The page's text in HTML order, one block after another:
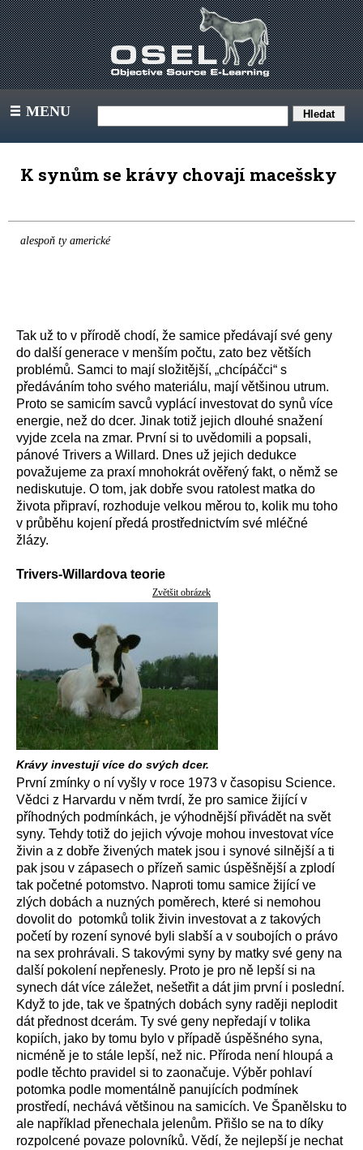
III MENU
K synům se krávy chovají macešsky
alespoň ty americké
Tak už to v přírodě chodí, že samice předávají své geny
do další generace v menším počtu, zato bez větších
problémů. Samci to mají složitější, „chcípáčci“ s
předáváním toho svého materiálu, mají většinou utrum.
Proto se samicím savců vyplácí investovat do synů více
energie, než do dcer. Jinak totiž jejich dlouhé snažení
vyjde zcela na zmar. První si to uvědomili a popsali,
pánové Trivers a Willard. Dnes už jejich dedukce
považujeme za praxí mnohokrát ověřený fakt, o němž se
nediskutuje. O tom, jak dobře svou ratolest matka do
života připraví, rozhoduje velkou měrou to, kolik mu toho
v průběhu kojení předá prostřednictvím své mléčné
žlázy.
Trivers-Willardova teorie
Zvětšit obrázek
Krávy investují více do svých dcer.
První zmínky o ní vyšly v roce 1973 v časopisu Science.
Vědci z Harvardu v něm tvrdí, že pro samice žijící v
příhodných podmínkách, je výhodnější přivádět na svět
syny. Tehdy totiž do jejich vývoje mohou investovat více
živin a z dobře živených matek jsou i synové silnější a ti
pak jsou v zápasech o přízeň samic úspěšnější a zplodí
tak početné potomstvo. Naproti tomu samice žijící ve
zlých dobách a nuzných poměrech, které si nemohou
dovolit do potomků tolik živin investovat a z takových
početí by rození synové byli slabší a v soubojích o právo
na sex prohrávali. S takovými syny by matky své geny na
další pokolení nepřenesly. Proto je pro ně lepší si na
synech dát více záležet, nešetřit a dát jim první i poslední.
Když to jde, tak ve špatných dobách syny raději neplodit
dát přednost dcerám. Ty své geny nepředají v tolika
kopiích, jako by tomu bylo v případě úspěšného syna,
nicméně je to stále lepší, než nic. Příroda není hloupá a
podle těchto pravidel si to zaonačuje. Výběr pohlaví
potomka podle momentálně panujících podmínek
prostředí, nechává většinou na samicích. Ve Španělsku to
ale například přenechala jelenům. Přišlo se na to díky
rozpolcené povaze polovníků. Vědí, že nejlepší je nechat